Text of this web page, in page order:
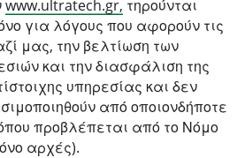
www.ultratech.gr, τηρούνται
για λόγους που αφορούν τις
μας, την βελτίωση των
και την διασφάλιση της
υπηρεσίας και δεν
από οποιονδήποτε
προβλέπεται από το Νόμο
αρχές).